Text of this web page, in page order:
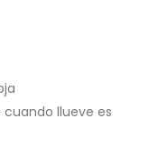
llueve es